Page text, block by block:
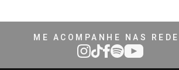
ME ACOMPANHE NAS